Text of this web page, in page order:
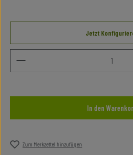
Jetzt
Produkt Anzahl: Gib den gewünschten
In den
Zum Merkzettel hinzufügen